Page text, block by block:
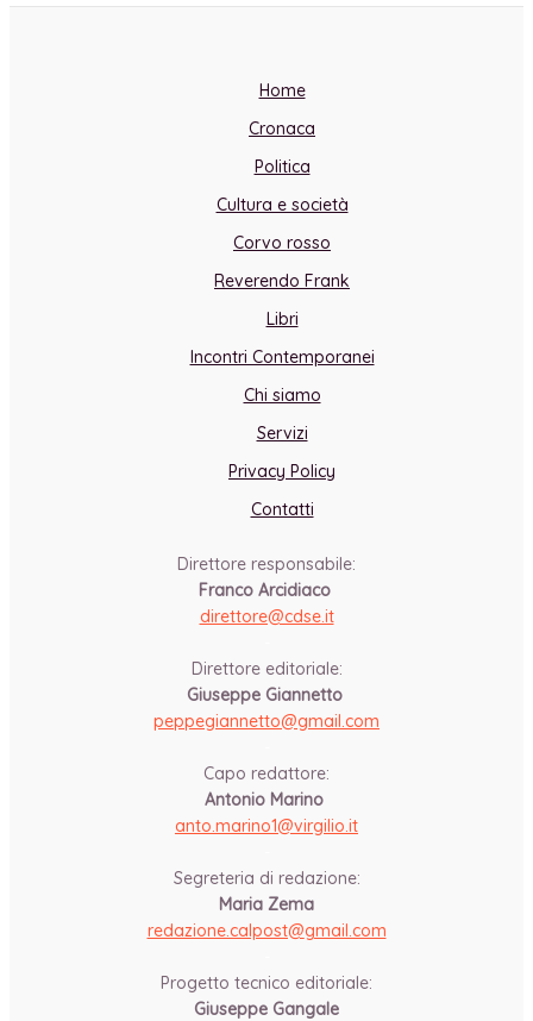
Home
Cronaca
Politica
Cultura e società
Corvo rosso
Reverendo Frank
Libri
Incontri Contemporanei
Chi siamo
Servizi
Privacy Policy
Contatti
Direttore responsabile:
Franco Arcidiaco
direttore@cdse.it
Direttore editoriale:
Giuseppe Giannetto
peppegiannetto@gmail.com
Capo redattore:
Antonio Marino
anto.marino1@virgilio.it
Segreteria di redazione:
Maria Zema
redazione.calpost@gmail.com
Progetto tecnico editoriale:
Giuseppe Gangale